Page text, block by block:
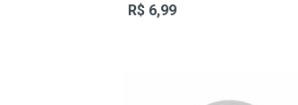
FRIOS
R$ 6,99